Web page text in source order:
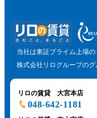
当社は東証プライム上場の
株式会社リログループのグ
リロの賃貸 大宮本店
048-642-1181